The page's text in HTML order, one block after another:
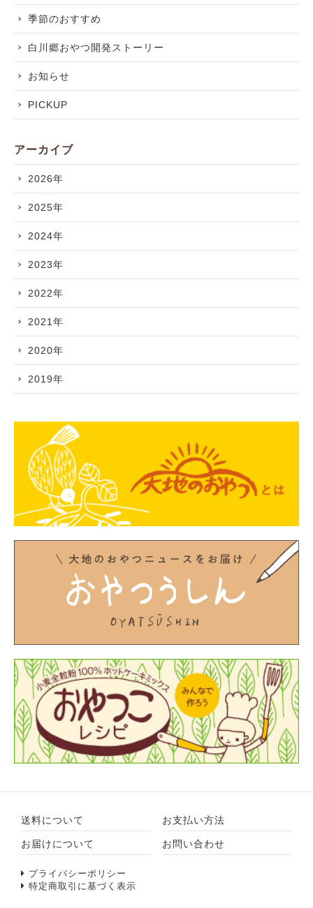
季節のおすすめ
白川郷おやつ開発ストーリー
お知らせ
PICKUP
アーカイブ
2026年
2025年
2024年
2023年
2022年
2021年
2020年
2019年
送料について お支払い方法
お届けについて お問い合わせ
プライバシーポリシー
特定商取引に基づく表示